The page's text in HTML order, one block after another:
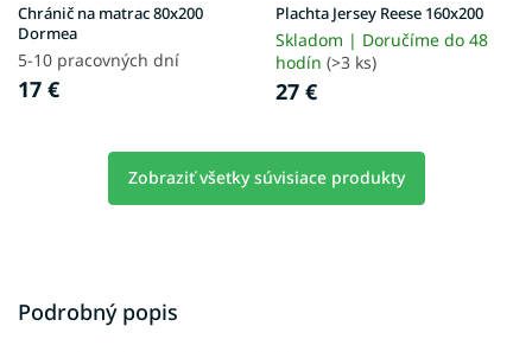
Chránič na matrac 80x200
Dormea
5-10 pracovných dní
17 €
Plachta Jersey Reese 160x200
Skladom | Doručíme do 48
hodín (>3 ks)
27 €
Zobraziť všetky súvisiace produkty
Podrobný popis